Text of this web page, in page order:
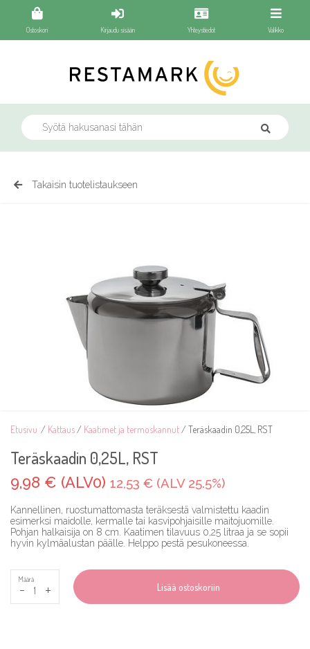
Takaisin tuotelistaukseen
Etusivu / Kattaus / Kaatimet ja termoskannut / Teräskaadin 0,25L, RST
Teräskaadin 0,25L, RST
9,98 € (ALV0) 12,53 € (ALV 25.5%)
Kannellinen, ruostumattomasta teräksestä valmistettu kaadin
esimerksi maidolle, kermalle tai kasvipohjaisille maitojuomille.
Pohjan halkaisija on 8 cm. Kaatimen tilavuus 0,25 litraa ja se sopii
hyvin kylmäalustan päälle. Helppo pestä pesukoneessa.
Määrä
- + Lisää ostoskoriin
Ostoskori Kirjaudu sisään Yhteystiedot Valikko